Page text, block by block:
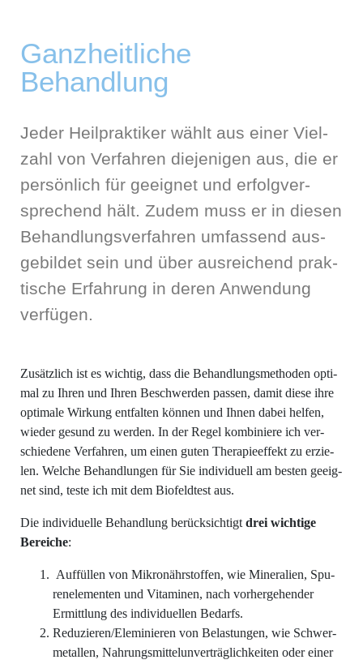
Ganz­heit­li­che
Behandlung
Jeder Heil­prak­ti­ker wählt aus einer Viel­
zahl von Ver­fah­ren die­je­ni­gen aus, die er
per­sön­lich für geeig­net und erfolg­ver­
spre­chend hält. Zudem muss er in die­sen
Behand­lungs­ver­fah­ren umfas­send aus­
ge­bil­det sein und über aus­rei­chend prak­
ti­sche Erfah­rung in deren Anwen­dung
verfügen.
Zusätz­lich ist es wich­tig, dass die Behand­lungs­me­tho­den opti­
mal zu Ihren und Ihren Beschwer­den pas­sen, damit die­se ihre
opti­ma­le Wir­kung ent­fal­ten kön­nen und Ihnen dabei hel­fen,
wie­der gesund zu wer­den. In der Regel kom­bi­nie­re ich ver­
schie­de­ne Ver­fah­ren, um einen guten The­ra­pie­ef­fekt zu erzie­
len. Wel­che Behand­lun­gen für Sie indi­vi­du­ell am bes­ten geeig­
net sind, tes­te ich mit dem Bio­feld­test aus.
Die indi­vi­du­el­le Behand­lung berück­sich­tigt drei wich­ti­ge
Berei­che:
Auf­fül­len von Mikro­nähr­stof­fen, wie Mine­ra­li­en, Spu­
ren­ele­men­ten und Vit­ami­nen, nach vor­her­ge­hen­der
Ermitt­lung des indi­vi­du­el­len Bedarfs.
Reduzieren/Eleminieren von Belas­tun­gen, wie Schwer­
me­tal­len, Nah­rungs­mit­tel­un­ver­träg­lich­kei­ten oder einer